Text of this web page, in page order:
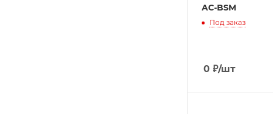
AC-BSM
Под заказ
0 ₽/шт